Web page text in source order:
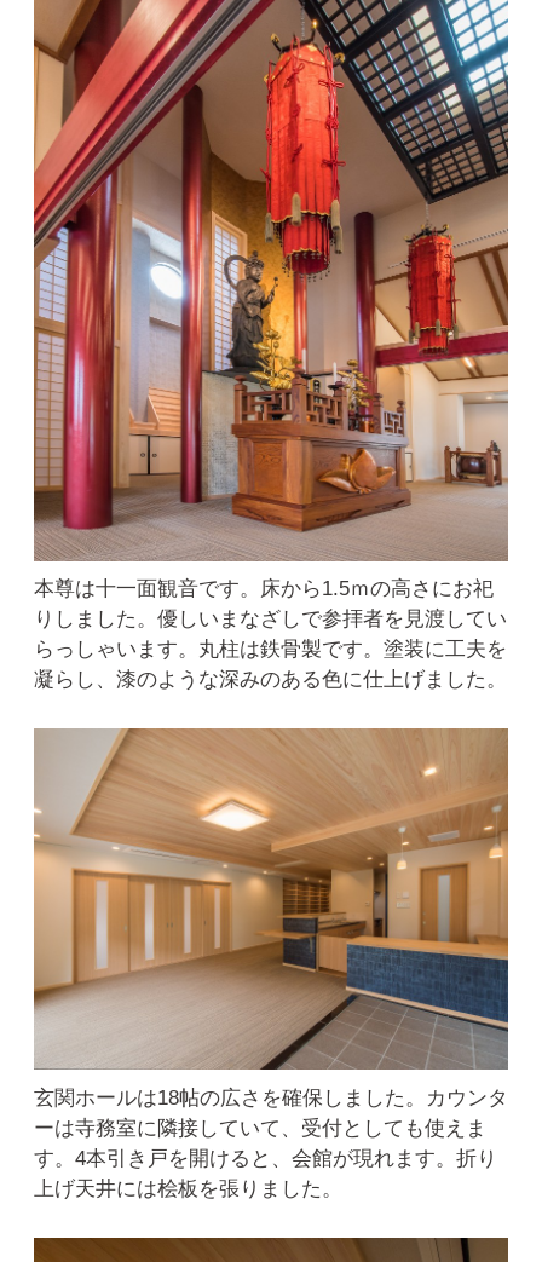
本尊は十一面観音です。床から1.5ｍの高さにお祀
りしました。優しいまなざしで参拝者を見渡してい
らっしゃいます。丸柱は鉄骨製です。塗装に工夫を
凝らし、漆のような深みのある色に仕上げました。
玄関ホールは18帖の広さを確保しました。カウンタ
ーは寺務室に隣接していて、受付としても使えま
す。4本引き戸を開けると、会館が現れます。折り
上げ天井には桧板を張りました。